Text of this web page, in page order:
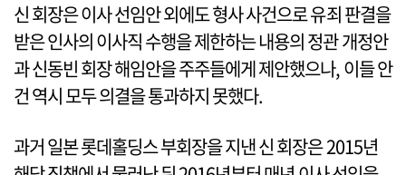
신 회장은 이사 선임안 외에도 형사 사건으로 유죄 판결을
받은 인사의 이사직 수행을 제한하는 내용의 정관 개정안
과 신동빈 회장 해임안을 주주들에게 제안했으나, 이들 안
건 역시 모두 의결을 통과하지 못했다.
과거 일본 롯데홀딩스 부회장을 지낸 신 회장은 2015년